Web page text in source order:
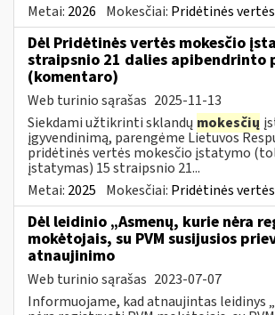
Metai: 2026 Mokesčiai: Pridėtinės
Dėl Pridėtinės vertės mokesčio
straipsnio 21 dalies apibendrinto
(komentaro)
Web turinio sąrašas 2025-11-13
Siekdami užtikrinti sklandų mokesčių
įgyvendinimą, parengėme Lietuvos
pridėtinės vertės mokesčio įstatymo
įstatymas) 15 straipsnio 21...
Metai: 2025 Mokesčiai: Pridėtinės
Dėl leidinio „Asmenų, kurie nėra
mokėtojais, su PVM susijusios
atnaujinimo
Web turinio sąrašas 2023-07-07
Informuojame, kad atnaujintas leidinys